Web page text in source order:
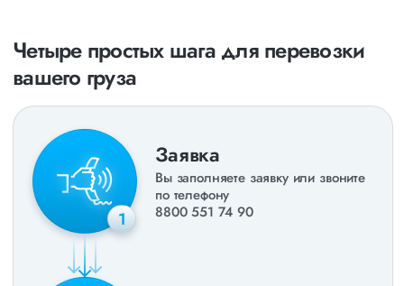
Четыре простых шага для перевозки
вашего груза
1
Заявка
Вы заполняете заявку или звоните
по телефону
8800 551 74 90